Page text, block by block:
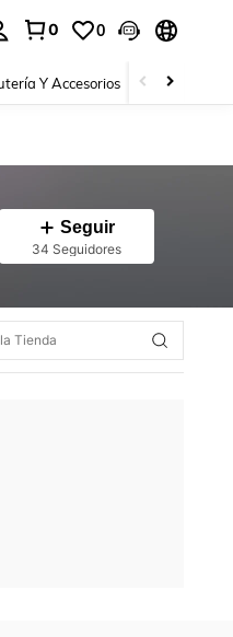
0 0
Y Accesorios Zapatos
Seguir
34 Seguidores